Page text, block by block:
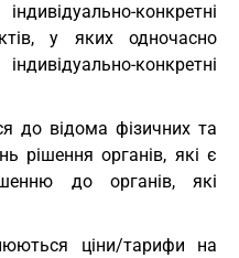
конкретні
у яких одночасно
конкретні
до відома фізичних та
рішення органів, які є
до органів, які
ціни/тарифи на